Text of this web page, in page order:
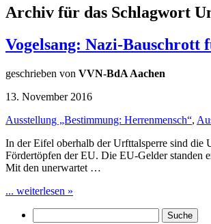
Archiv für das Schlagwort
Vogelsang: Nazi-Bauschrott
geschrieben von VVN-BdA Aachen
13. November 2016
Ausstellung „Bestimmung: Herrenmensch“,
In der Eifel oberhalb der Urfttalsperre sind die
Fördertöpfen der EU. Die EU-Gelder standen
Mit den unerwartet …
... weiterlesen »